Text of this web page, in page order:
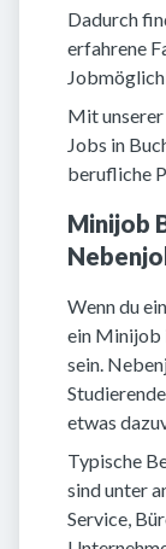
Dadurch
erfahrene
Mit
Jobs in
berufliche
Minijob
Wenn du
ein Minijob
sein.
etwas
Typische
sind unter
Service,